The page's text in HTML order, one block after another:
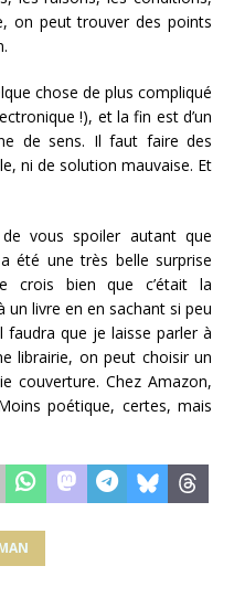
on peut trouver des points
chose de plus compliqué
!), et la fin est d’un
de sens. Il faut faire des
ni de solution mauvaise. Et
vous spoiler autant que
a été une très belle surprise
crois bien que c’était la
un livre en en sachant si peu
faudra que je laisse parler à
librairie, on peut choisir un
couverture. Chez Amazon,
poétique, certes, mais